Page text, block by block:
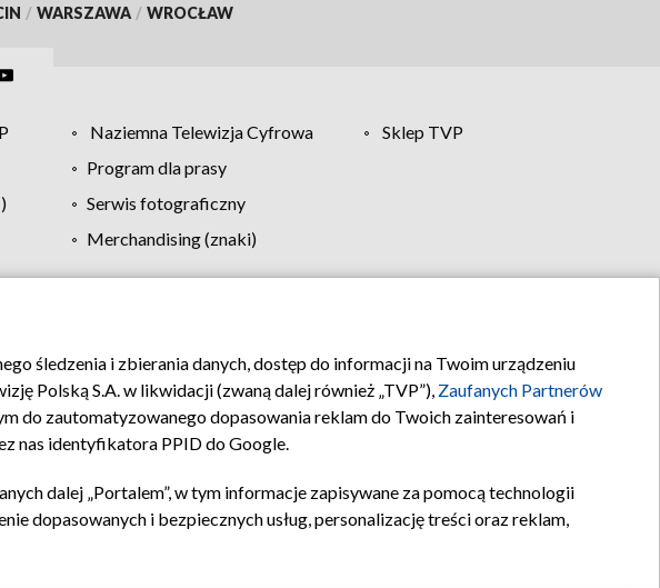
/ WARSZAWA / WROCŁAW
Naziemna Telewizja Cyfrowa
Sklep TVP
Program dla prasy
Serwis fotograficzny
Merchandising (znaki)
Pomoc Biuro reklamy Kontakt
śledzenia i zbierania danych, dostęp do informacji na Twoim urządzeniu
Polską S.A. w likwidacji (zwaną dalej również „TVP”), Zaufanych Partnerów
do zautomatyzowanego dopasowania reklam do Twoich zainteresowań i
nas identyfikatora PPID do Google.
dalej „Portalem”, w tym informacje zapisywane za pomocą technologii
dopasowanych i bezpiecznych usług, personalizację treści oraz reklam,